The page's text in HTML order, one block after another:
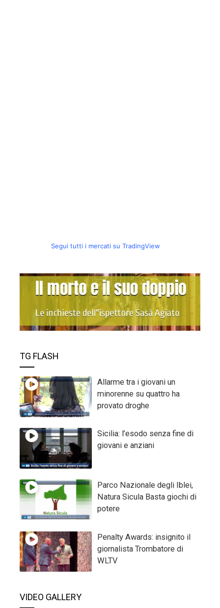
Segui tutti i mercati su TradingView
TG FLASH
Allarme tra i giovani un
minorenne su quattro ha
provato droghe
Sicilia: l’esodo senza fine di
giovani e anziani
Parco Nazionale degli Iblei,
Natura Sicula Basta giochi di
potere
Penalty Awards: insignito il
giornalista Trombatore di
WLTV
VIDEO GALLERY